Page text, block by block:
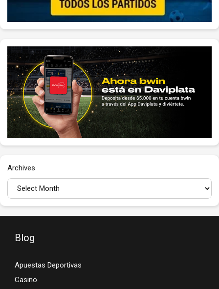
Archives
Blog
Apuestas Deportivas
Casino